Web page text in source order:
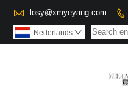
 losy@xmyeyang.com 
Nederlands 